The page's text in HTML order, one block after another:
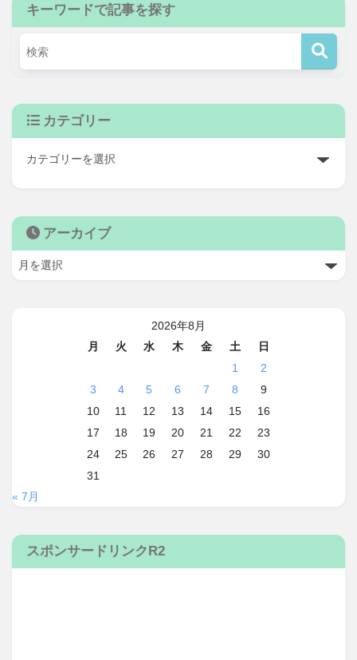
キーワードで記事を探す
カテゴリー
アーカイブ
2026年8月
月
火 水 木 金 土
日
1
2
3
4 5 6 7 8
9
10
11 12 13 14 15
16
17
18 19 20 21 22
23
24
25 26 27 28 29
30
31
« 7月
スポンサードリンクR2